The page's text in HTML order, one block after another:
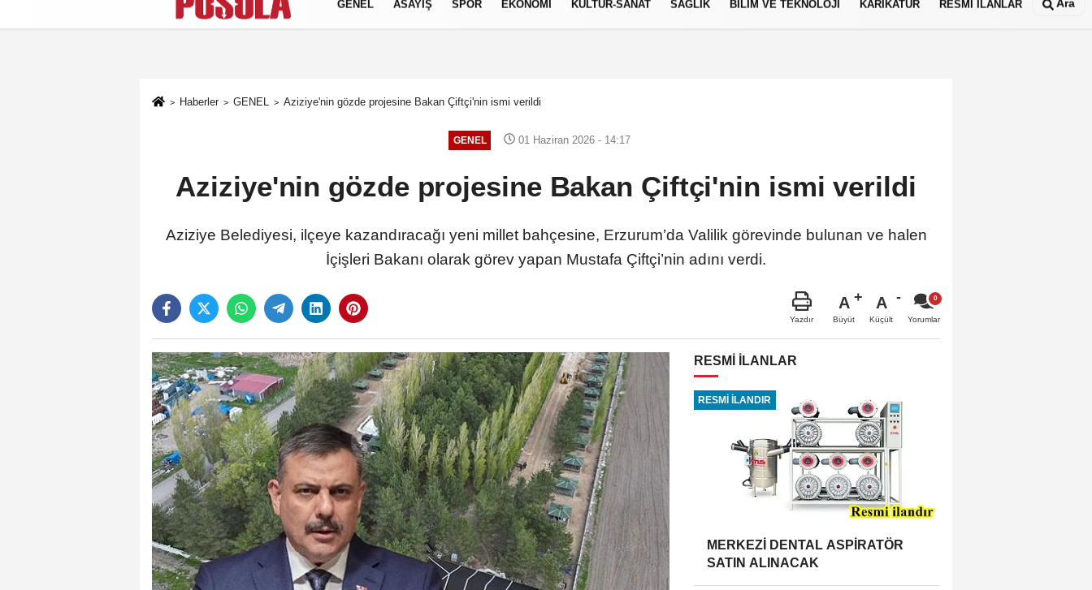
Künye İletişim Gizlilik Politikası
GENEL ASAYİŞ SPOR EKONOMİ KÜLTÜR-SANAT SAĞLIK BİLİM VE TEKNOLOJİ KARİKATÜR RESMİ İLANLAR Ara
Haberler GENEL Aziziye'nin gözde projesine Bakan Çiftçi'nin ismi verildi
GENEL 01 Haziran 2026 - 14:17
Aziziye'nin gözde projesine Bakan Çiftçi'nin ismi verildi
Aziziye Belediyesi, ilçeye kazandıracağı yeni millet bahçesine, Erzurum’da Valilik görevinde bulunan ve halen
İçişleri Bakanı olarak görev yapan Mustafa Çiftçi’nin adını verdi.
Yazdır
A
Büyüt
A
Küçült Yorumlar
RESMİ İLANLAR
RESMİ İLANDIR
MERKEZİ DENTAL ASPİRATÖR
SATIN ALINACAK